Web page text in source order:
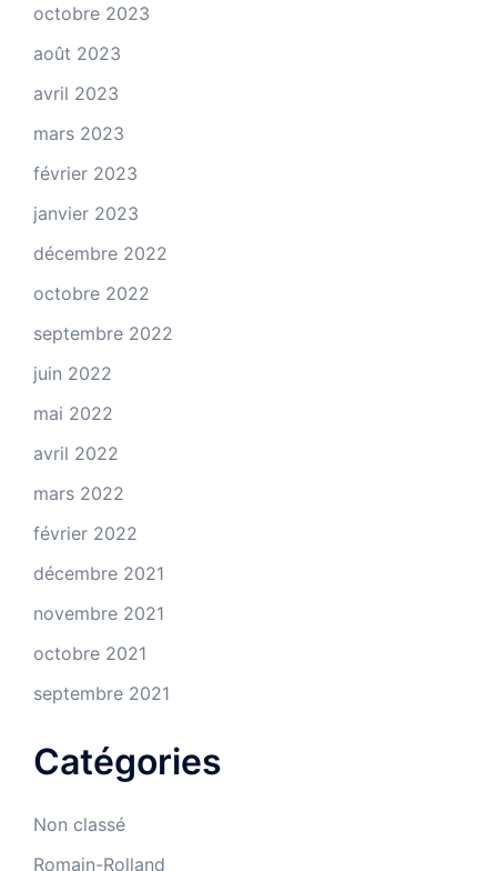
octobre 2023
août 2023
avril 2023
mars 2023
février 2023
janvier 2023
décembre 2022
octobre 2022
septembre 2022
juin 2022
mai 2022
avril 2022
mars 2022
février 2022
décembre 2021
novembre 2021
octobre 2021
septembre 2021
Catégories
Non classé
Romain-Rolland